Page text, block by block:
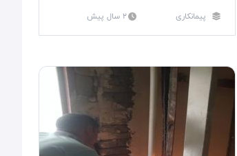
پیمانکاری 2 سال پیش